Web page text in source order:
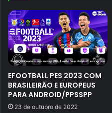
EFOOTBALL PES 2023 COM
BRASILEIRÃO E EUROPEUS
PARA ANDROID/PPSSPP
23 de outubro de 2022